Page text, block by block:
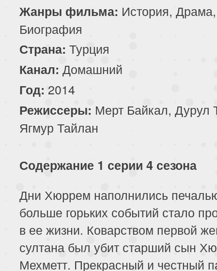
Жанры фильма: История, Драма,
Биография
Страна: Турция
Канал: Домашний
Год: 2014
Режиссеры: Мерт Байкал, Дурул
Ягмур Тайлан
Содержание 1 серии 4 сезона
Дни Хюррем наполнились
больше горьких событий стало
в ее жизни. Коварством первой
султана был убит старший сын
Мехметт. Прекрасный и честный